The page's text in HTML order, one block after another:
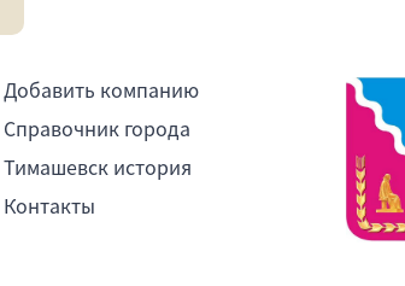
Добавить компанию
Справочник города
Тимашевск история
Контакты